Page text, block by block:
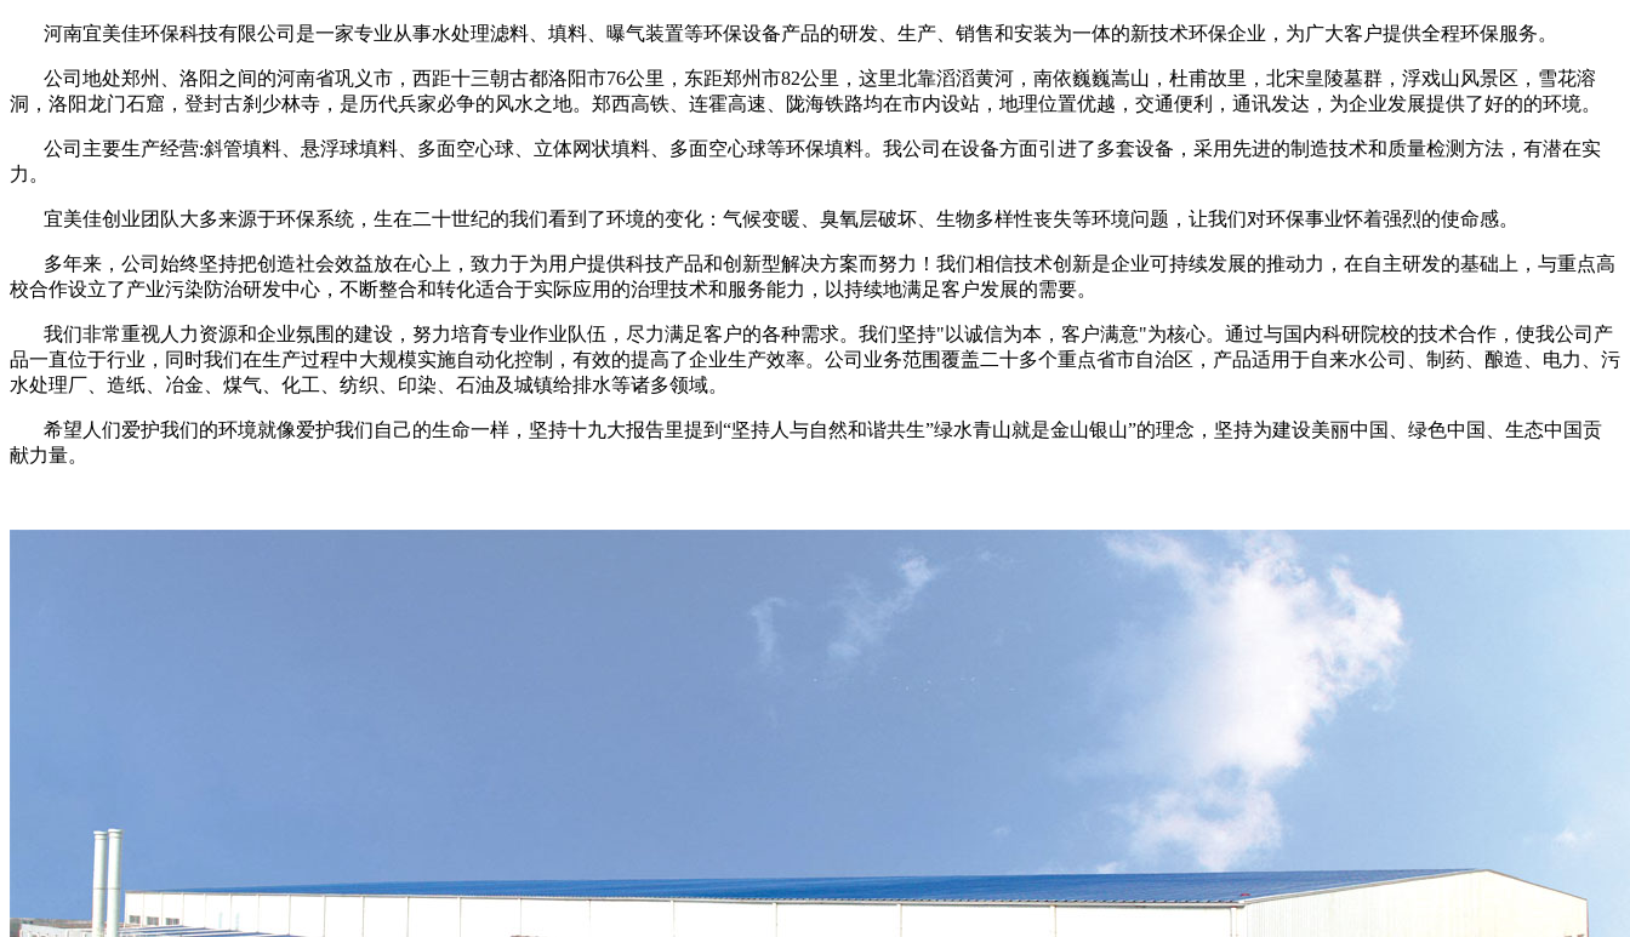
河南宜美佳环保科技有限公司是一家专业从事水处理滤料、填料、曝气装置等环保设备产品的研发、生产、销售和安装为一体的新技术环保企业，为广大客户提供全程环保服务。
公司地处郑州、洛阳之间的河南省巩义市，西距十三朝古都洛阳市76公里，东距郑州市82公里，这里北靠滔滔黄河，南依巍巍嵩山，杜甫故里，北宋皇陵墓群，浮戏山风景区，雪花溶
洞，洛阳龙门石窟，登封古刹少林寺，是历代兵家必争的风水之地。郑西高铁、连霍高速、陇海铁路均在市内设站，地理位置优越，交通便利，通讯发达，为企业发展提供了好的的环境。
公司主要生产经营:斜管填料、悬浮球填料、多面空心球、立体网状填料、多面空心球等环保填料。我公司在设备方面引进了多套设备，采用先进的制造技术和质量检测方法，有潜在实
力。
宜美佳创业团队大多来源于环保系统，生在二十世纪的我们看到了环境的变化：气候变暖、臭氧层破坏、生物多样性丧失等环境问题，让我们对环保事业怀着强烈的使命感。
多年来，公司始终坚持把创造社会效益放在心上，致力于为用户提供科技产品和创新型解决方案而努力！我们相信技术创新是企业可持续发展的推动力，在自主研发的基础上，与重点高
校合作设立了产业污染防治研发中心，不断整合和转化适合于实际应用的治理技术和服务能力，以持续地满足客户发展的需要。
我们非常重视人力资源和企业氛围的建设，努力培育专业作业队伍，尽力满足客户的各种需求。 我们坚持" 以诚信为本，客户满意"为核心。通过与国内科研院校的技术合作，使我公司产
品一直位于行业，同时我们在生产过程中大规模实施自动化控制，有效的提高了企业生产效率。公司业务范围覆盖二十多个重点省市自治区，产品适用于自来水公司、制药、酿造、电力、污
水处理厂、造纸、冶金、煤气、化工 、纺织、印染、石油及城镇给排水等诸多领域。
希望人们爱护我们的环境就像爱护我们自己的生命一样，坚持十九大报告里提到 “坚持人与自然和谐共生”绿水青山就是金山银山”的理念，坚持为建设美丽中国、绿色中国、生态中国贡
献力量。